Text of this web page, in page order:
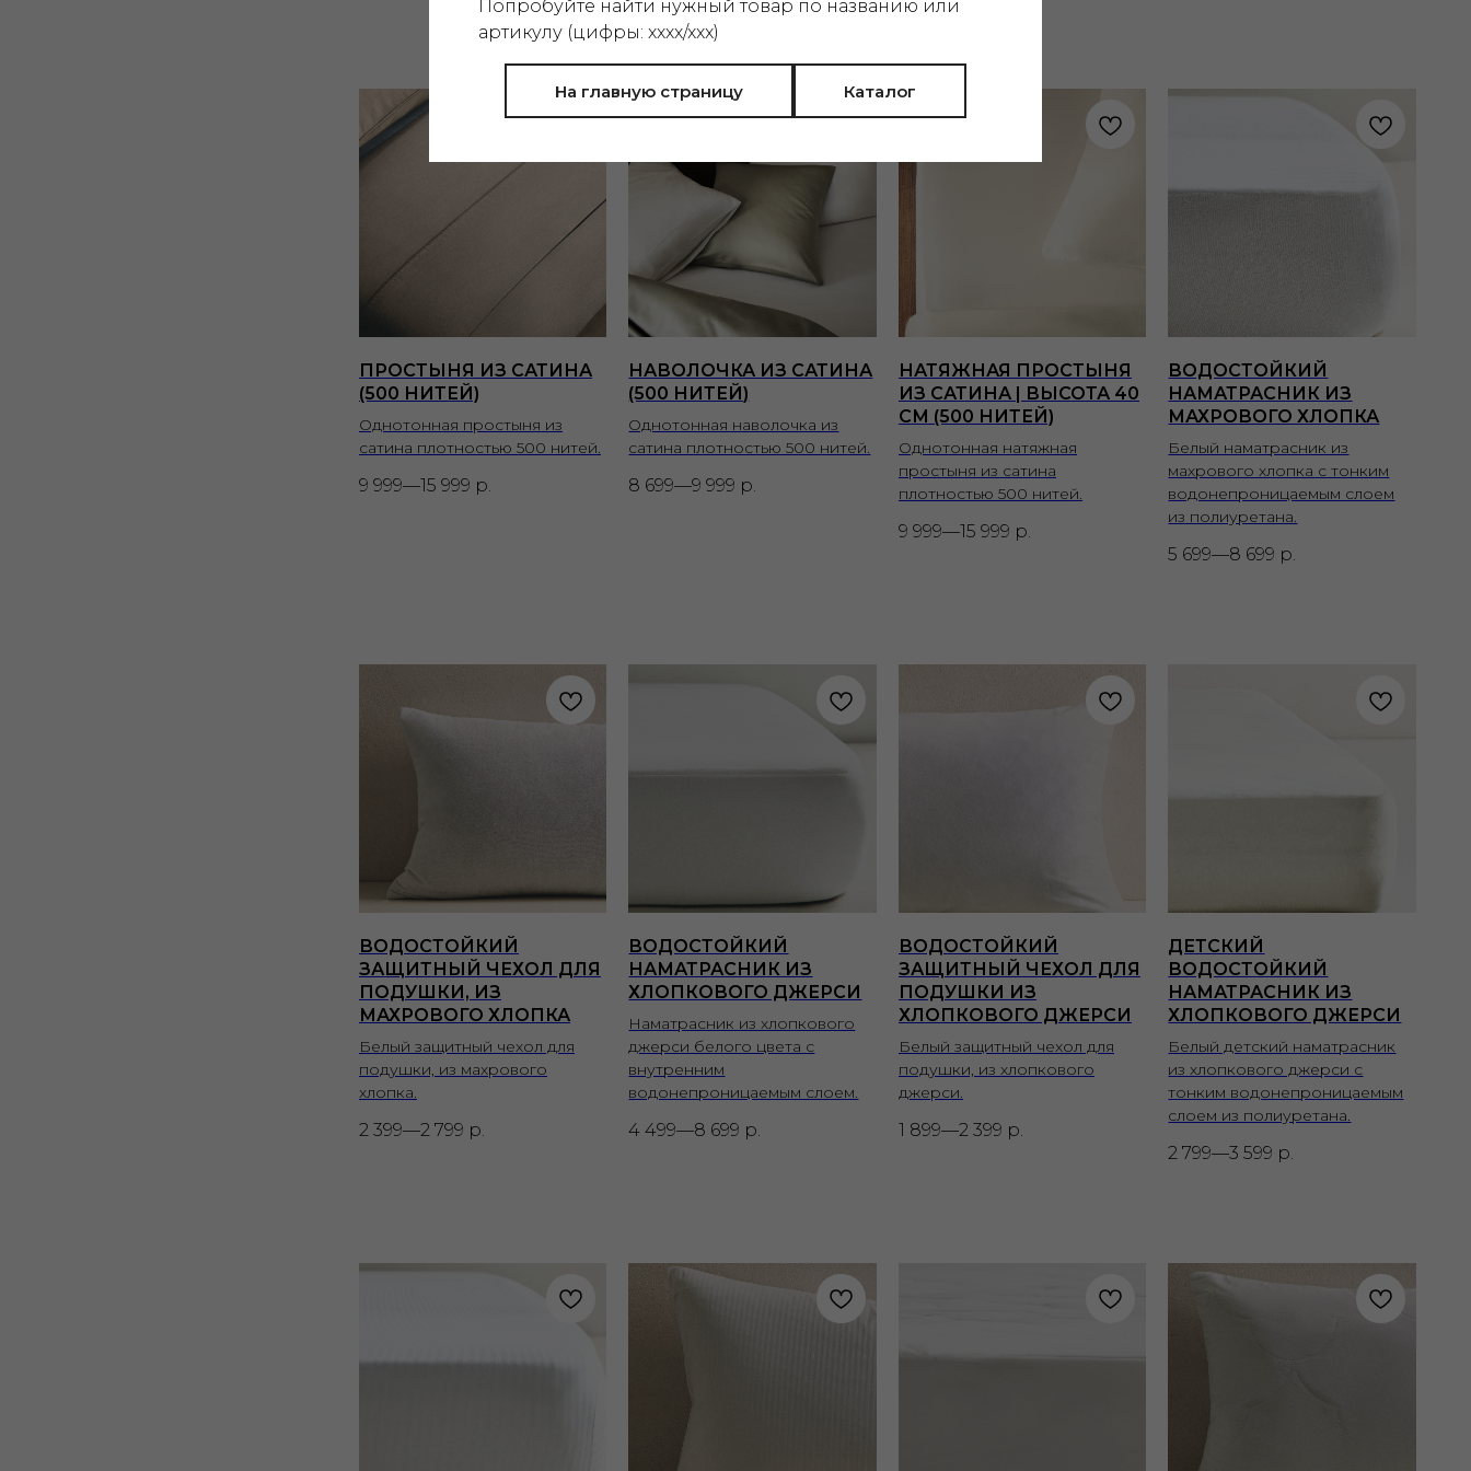
Попробуйте найти нужный товар по названию или
артикулу (цифры: xxxx/xxx)
На главную страницу Каталог
ПРОСТЫНЯ ИЗ САТИНА
(500 НИТЕЙ)
Однотонная простыня из
сатина плотностью 500 нитей.
9 999—15 999 р.
НАВОЛОЧКА ИЗ САТИНА
(500 НИТЕЙ)
Однотонная наволочка из
сатина плотностью 500 нитей.
8 699—9 999 р.
НАТЯЖНАЯ ПРОСТЫНЯ
ИЗ САТИНА | ВЫСОТА 40
СМ (500 НИТЕЙ)
Однотонная натяжная
простыня из сатина
плотностью 500 нитей.
9 999—15 999 р.
ВОДОСТОЙКИЙ
НАМАТРАСНИК ИЗ
МАХРОВОГО ХЛОПКА
Белый наматрасник из
махрового хлопка с тонким
водонепроницаемым слоем
из полиуретана.
5 699—8 699 р.
ВОДОСТОЙКИЙ
ЗАЩИТНЫЙ ЧЕХОЛ ДЛЯ
ПОДУШКИ, ИЗ
МАХРОВОГО ХЛОПКА
Белый защитный чехол для
подушки, из махрового
хлопка.
2 399—2 799 р.
ВОДОСТОЙКИЙ
НАМАТРАСНИК ИЗ
ХЛОПКОВОГО ДЖЕРСИ
Наматрасник из хлопкового
джерси белого цвета с
внутренним
водонепроницаемым слоем.
4 499—8 699 р.
ВОДОСТОЙКИЙ
ЗАЩИТНЫЙ ЧЕХОЛ ДЛЯ
ПОДУШКИ ИЗ
ХЛОПКОВОГО ДЖЕРСИ
Белый защитный чехол для
подушки, из хлопкового
джерси.
1 899—2 399 р.
ДЕТСКИЙ
ВОДОСТОЙКИЙ
НАМАТРАСНИК ИЗ
ХЛОПКОВОГО ДЖЕРСИ
Белый детский наматрасник
из хлопкового джерси с
тонким водонепроницаемым
слоем из полиуретана.
2 799—3 599 р.